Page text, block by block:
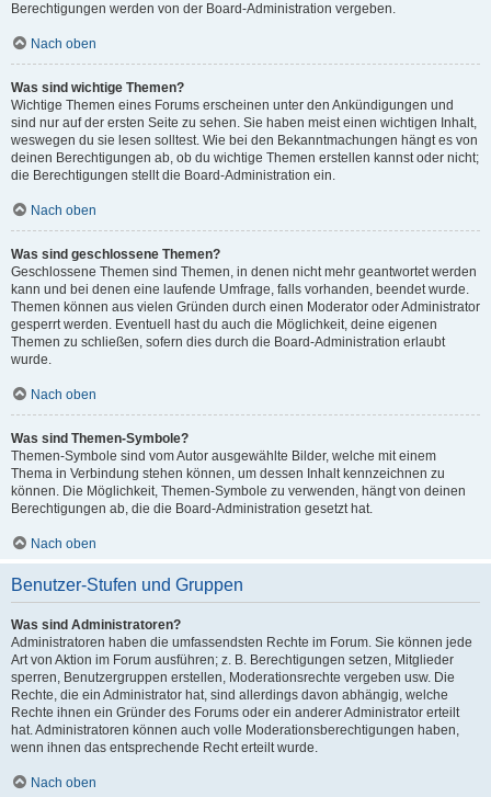
Berechtigungen werden von der Board-Administration vergeben.
Nach oben
Was sind wichtige Themen?
Wichtige Themen eines Forums erscheinen unter den Ankündigungen und
sind nur auf der ersten Seite zu sehen. Sie haben meist einen wichtigen Inhalt,
weswegen du sie lesen solltest. Wie bei den Bekanntmachungen hängt es von
deinen Berechtigungen ab, ob du wichtige Themen erstellen kannst oder nicht;
die Berechtigungen stellt die Board-Administration ein.
Nach oben
Was sind geschlossene Themen?
Geschlossene Themen sind Themen, in denen nicht mehr geantwortet werden
kann und bei denen eine laufende Umfrage, falls vorhanden, beendet wurde.
Themen können aus vielen Gründen durch einen Moderator oder Administrator
gesperrt werden. Eventuell hast du auch die Möglichkeit, deine eigenen
Themen zu schließen, sofern dies durch die Board-Administration erlaubt
wurde.
Nach oben
Was sind Themen-Symbole?
Themen-Symbole sind vom Autor ausgewählte Bilder, welche mit einem
Thema in Verbindung stehen können, um dessen Inhalt kennzeichnen zu
können. Die Möglichkeit, Themen-Symbole zu verwenden, hängt von deinen
Berechtigungen ab, die die Board-Administration gesetzt hat.
Nach oben
Benutzer-Stufen und Gruppen
Was sind Administratoren?
Administratoren haben die umfassendsten Rechte im Forum. Sie können jede
Art von Aktion im Forum ausführen; z. B. Berechtigungen setzen, Mitglieder
sperren, Benutzergruppen erstellen, Moderationsrechte vergeben usw. Die
Rechte, die ein Administrator hat, sind allerdings davon abhängig, welche
Rechte ihnen ein Gründer des Forums oder ein anderer Administrator erteilt
hat. Administratoren können auch volle Moderationsberechtigungen haben,
wenn ihnen das entsprechende Recht erteilt wurde.
Nach oben